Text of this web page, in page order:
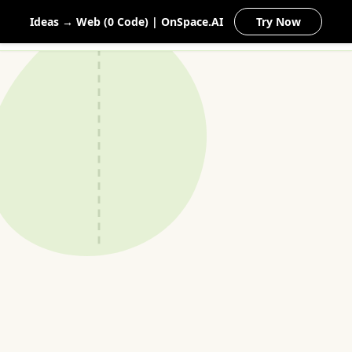
Ideas → Web (0 Code) | OnSpace.AI Try Now
MEIN